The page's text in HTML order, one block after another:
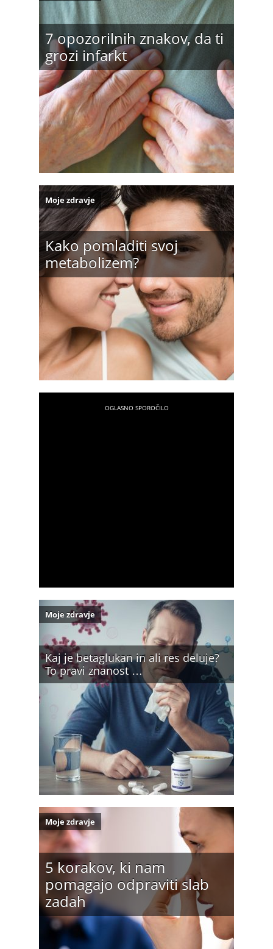
7 opozorilnih znakov, da ti
grozi infarkt
Kako pomladiti svoj
metabolizem?
Moje zdravje
Kaj je betaglukan in ali res deluje?
To pravi znanost …
Moje zdravje
5 korakov, ki nam
pomagajo odpraviti slab
zadah
Moje zdravje